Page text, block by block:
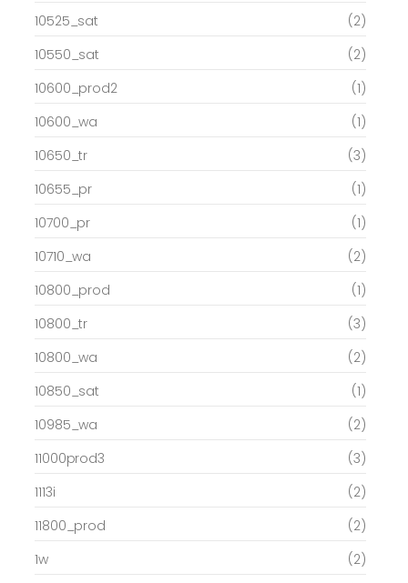
10525_sat
(2)
10550_sat
(2)
10600_prod2
(1)
10600_wa
(1)
10650_tr
(3)
10655_pr
(1)
10700_pr
(1)
10710_wa
(2)
10800_prod
(1)
10800_tr
(3)
10800_wa
(2)
10850_sat
(1)
10985_wa
(2)
11000prod3
(3)
1113i
(2)
11800_prod
(2)
1w
(2)